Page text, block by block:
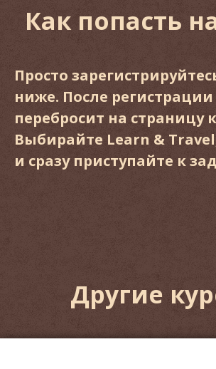
Как попасть
Просто
ниже. После регистрации
перебросит на страницу
Выбирайте Learn &
и сразу приступайте к
Другие